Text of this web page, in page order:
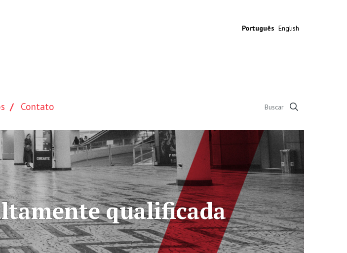
Português English
Contato
Mais de 45 anos em defesa
CONHEÇA NOSSA ATUAÇÃO